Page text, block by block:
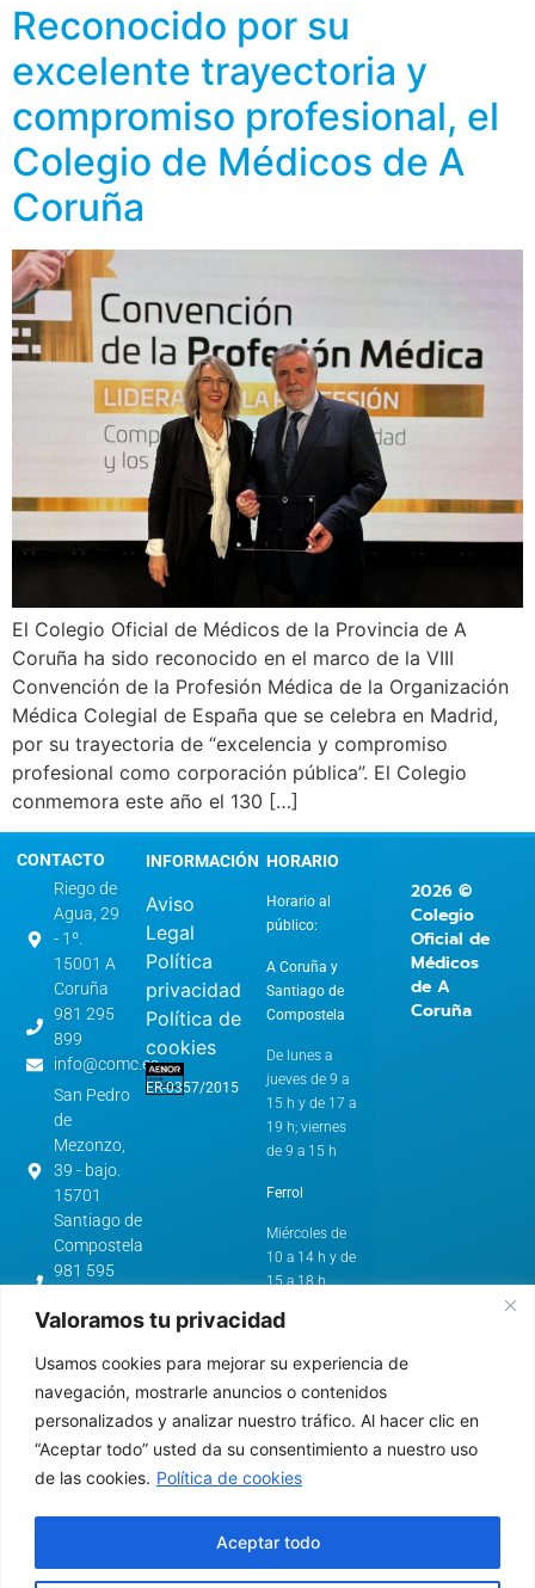
Valoramos tu privacidad
Usamos cookies para mejorar su experiencia de
navegación, mostrarle anuncios o contenidos
personalizados y analizar nuestro tráfico. Al hacer clic en
“Aceptar todo” usted da su consentimiento a nuestro uso
de las cookies. Política de cookies
Aceptar todo
Reconocido por su
excelente trayectoria y
compromiso profesional, el
Colegio de Médicos de A
Coruña
El Colegio Oficial de Médicos de la Provincia de A
Coruña ha sido reconocido en el marco de la VIII
Convención de la Profesión Médica de la Organización
Médica Colegial de España que se celebra en Madrid,
por su trayectoria de “excelencia y compromiso
profesional como corporación pública”. El Colegio
conmemora este año el 130 […]
CONTACTO
Riego de
Agua, 29
- 1º.
15001 A
Coruña
981 295
899
info@comc.es
San Pedro
de
Mezonzo,
39 - bajo.
15701
Santiago de
Compostela
981 595
cstg@comc.es
de
Esteiro,
61.
15403 -
Ferrol
INFORMACIÓN
Aviso
Legal
Política
privacidad
Política de
cookies
ER-0357/2015
HORARIO
Horario al
público:
A Coruña y
Santiago de
Compostela
De lunes a
jueves de 9 a
15 h y de 17 a
19 h; viernes
de 9 a 15 h
Ferrol
Miércoles de
10 a 14 h y de
15 a 18 h
Horario de
A Coruña y
Santiago de
De lunes a
2026 ©
Colegio
Oficial de
Médicos
de A
Coruña